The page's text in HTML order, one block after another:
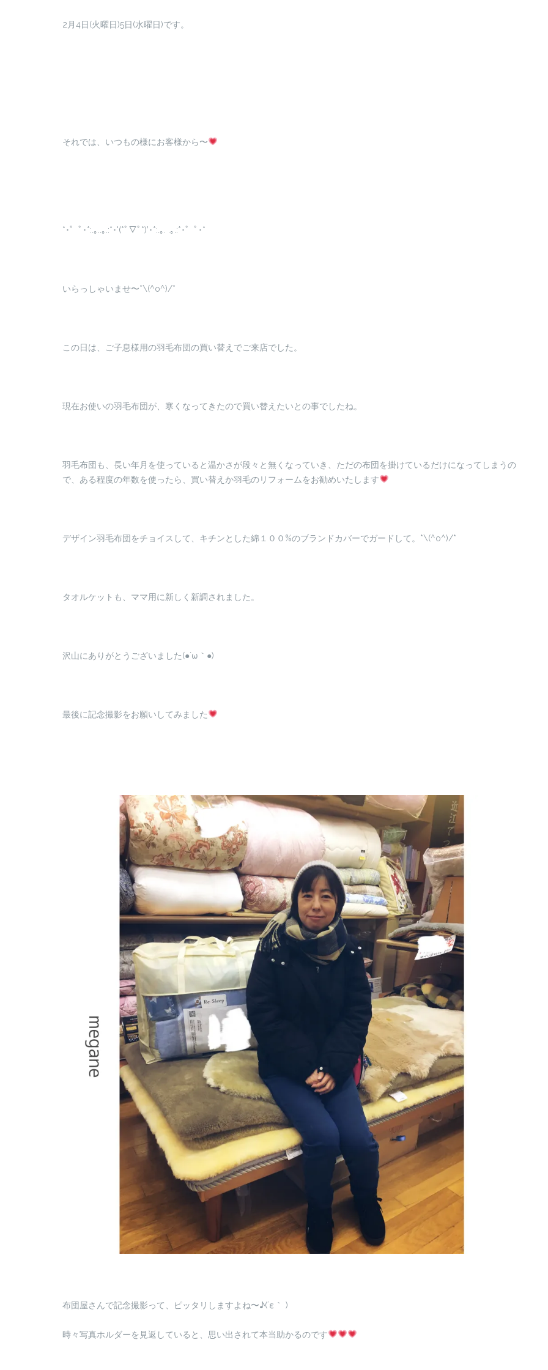
2月4日(火曜日)5日(水曜日)です。
それでは、いつもの様にお客様から〜
*･゜ﾟ･*:.｡..｡.:*･'(*ﾟ▽ﾟ*)’･*:.｡. .｡.:*･゜ﾟ･*
いらっしゃいませ〜*\(^o^)/*
この日は、ご子息様用の羽毛布団の買い替えでご来店でした。
現在お使いの羽毛布団が、寒くなってきたので買い替えたいとの事でしたね。
羽毛布団も、長い年月を使っていると温かさが段々と無くなっていき、ただの布団を掛けているだけになってしまうの
で、ある程度の年数を使ったら、買い替えか羽毛のリフォームをお勧めいたします
デザイン羽毛布団をチョイスして、キチンとした綿１００%のブランドカバーでガードして。*\(^o^)/*
タオルケットも、ママ用に新しく新調されました。
沢山にありがとうございました(●´ω｀●)
最後に記念撮影をお願いしてみました
布団屋さんで記念撮影って、ピッタリしますよね〜♪(´ε｀ )
時々写真ホルダーを見返していると、思い出されて本当助かるのです